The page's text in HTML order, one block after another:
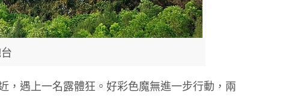
，遇上一名露體狂。好彩色魔無進一步行動，兩